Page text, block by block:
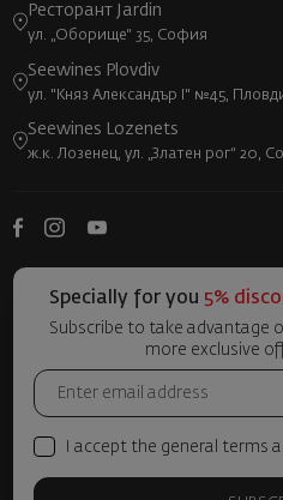
Ресторант Jardin
ул. „Оборище“ 35, София
Seewines Plovdiv
ул. "Княз Александър I" №45,
Seewines Lozenets
ж.к. Лозенец, ул. „Златен рог“ 20,
Specially for you 5%
Subscribe to take advantage
more exclusive
I accept the general terms